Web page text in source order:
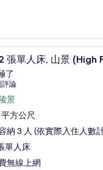
張單人床, 山景 (High
滿分 10 分
了
評論
景
方公尺
納 3 人 (依實際入住人數
單人床
無線上網